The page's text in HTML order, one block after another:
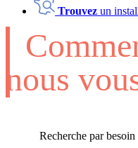
Trouvez un
nous
Recherche par besoin